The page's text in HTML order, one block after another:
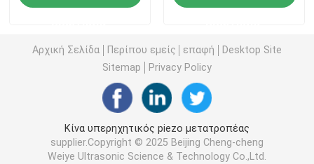
Υπερήχων μηχάνημα καθαρισμού
Υπερηχητικός διακόπτης κυττάρων
Υπερηχητικός αντιδραστήρας
Αρχική Σελίδα Περίπου εμείς επαφή
Desktop Site
Sitemap
Privacy Policy
Κίνα υπερηχητικός piezo μετατροπέας
supplier.Copyright © 2025 Beijing Cheng-cheng
Weiye Ultrasonic Science & Technology Co.,Ltd.